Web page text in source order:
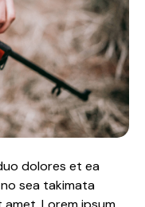
dolores et ea
sea takimata